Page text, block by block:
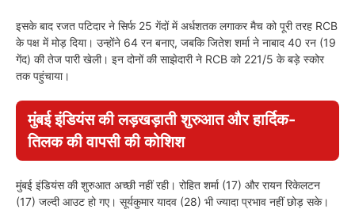
इसके बाद रजत पटिदार ने सिर्फ 25 गेंदों में अर्धशतक लगाकर मैच को पूरी तरह RCB
के पक्ष में मोड़ दिया। उन्होंने 64 रन बनाए, जबकि जितेश शर्मा ने नाबाद 40 रन (19
गेंद) की तेज पारी खेली। इन दोनों की साझेदारी ने RCB को 221/5 के बड़े स्कोर
तक पहुंचाया।
मुंबई इंडियंस की लड़खड़ाती शुरुआत और हार्दिक-
तिलक की वापसी की कोशिश
मुंबई इंडियंस की शुरुआत अच्छी नहीं रही। रोहित शर्मा (17) और रायन रिकेलटन
(17) जल्दी आउट हो गए। सूर्यकुमार यादव (28) भी ज्यादा प्रभाव नहीं छोड़ सके।